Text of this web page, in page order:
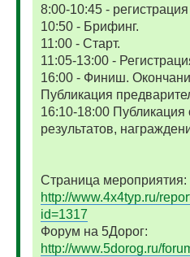
8:00-10:45 - регистрация
10:50 - Брифинг.
11:00 - Старт.
11:05-13:00 -
16:00 - Финиш.
Публикация
16:10-18:00 Публикация
результатов,
Страница мероприятия:
http://www.4x4typ.ru/
id=1317
Форум на 5Дорог:
http://www.5dorog.ru/